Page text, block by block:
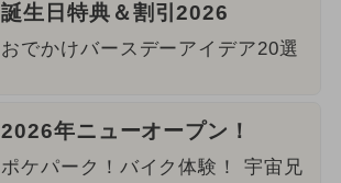
誕生日特典＆割引2026
おでかけバースデーアイデア20選
2026年ニューオープン！
ポケパーク！バイク体験！ 宇宙兄